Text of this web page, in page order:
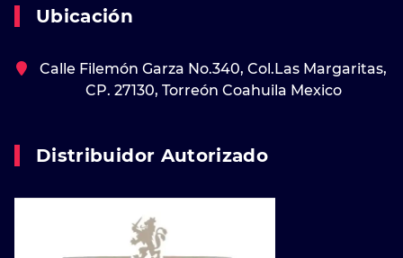
Ubicación
Calle Filemón Garza No.340, Col.Las Margaritas,
CP. 27130, Torreón Coahuila Mexico
Distribuidor Autorizado